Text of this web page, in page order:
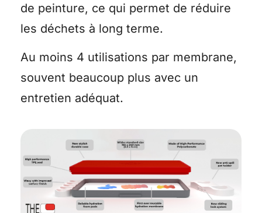
de peinture, ce qui permet de réduire
les déchets à long terme.
Au moins 4 utilisations par membrane,
souvent beaucoup plus avec un
entretien adéquat.